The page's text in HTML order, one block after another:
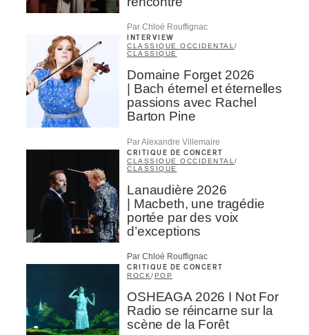
Par Chloé Rouffignac
INTERVIEW
CLASSIQUE OCCIDENTAL/
CLASSIQUE
Domaine Forget 2026
| Bach éternel et éternelles
passions avec Rachel
Barton Pine
Par Alexandre Villemaire
CRITIQUE DE CONCERT
CLASSIQUE OCCIDENTAL /
CLASSIQUE
Lanaudière 2026
| Macbeth, une tragédie
portée par des voix
d’exceptions
Par Chloé Rouffignac
CRITIQUE DE CONCERT
ROCK/POP
OSHEAGA 2026 I Not For
Radio se réincarne sur la
scène de la Forêt